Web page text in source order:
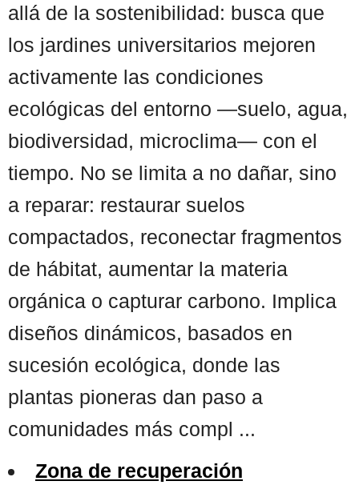
allá de la sostenibilidad: busca que
los jardines universitarios mejoren
activamente las condiciones
ecológicas del entorno —suelo, agua,
biodiversidad, microclima— con el
tiempo. No se limita a no dañar, sino
a reparar: restaurar suelos
compactados, reconectar fragmentos
de hábitat, aumentar la materia
orgánica o capturar carbono. Implica
diseños dinámicos, basados en
sucesión ecológica, donde las
plantas pioneras dan paso a
comunidades más compl ...
Zona de recuperación